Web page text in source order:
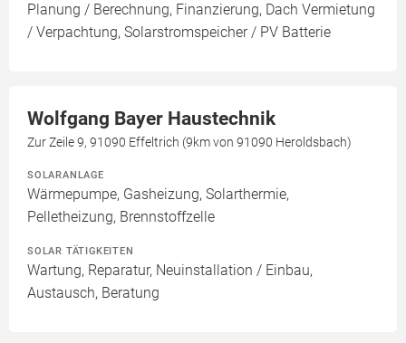
Planung / Berechnung, Finanzierung, Dach Vermietung
/ Verpachtung, Solarstromspeicher / PV Batterie
Wolfgang Bayer Haustechnik
Zur Zeile 9, 91090 Effeltrich (9km von 91090 Heroldsbach)
SOLARANLAGE
Wärmepumpe, Gasheizung, Solarthermie,
Pelletheizung, Brennstoffzelle
SOLAR TÄTIGKEITEN
Wartung, Reparatur, Neuinstallation / Einbau,
Austausch, Beratung